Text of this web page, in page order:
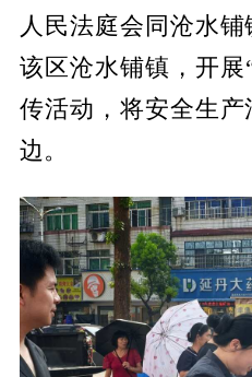
人民法庭会同沧水铺
该区沧水铺镇，开展
传活动，将安全生
边。